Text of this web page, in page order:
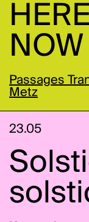
NOW
Passages
Metz
23.05